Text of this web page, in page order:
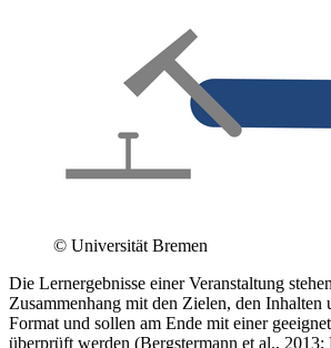
© Universität Bremen
Die Lernergebnisse einer Veranstaltung
Zusammenhang mit den Zielen, den
Format und sollen am Ende mit einer
überprüft werden (Bergstermann et al.,